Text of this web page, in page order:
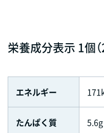
栄養成分表示 1個
エネルギー
たんぱく質 5.6g